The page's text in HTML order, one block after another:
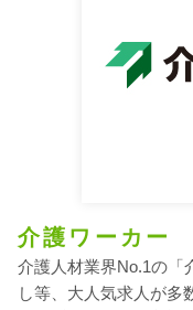
介護ワーカー
介護人材業界No.1の「
し等、大人気求人が多